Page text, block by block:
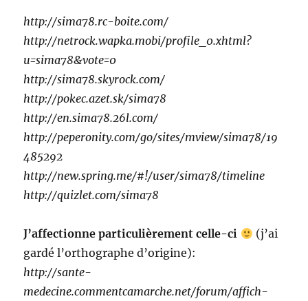
http://sima78.rc-boite.com/
http://netrock.wapka.mobi/profile_0.xhtml?
u=sima78&vote=0
http://sima78.skyrock.com/
http://pokec.azet.sk/sima78
http://en.sima78.26l.com/
http://peperonity.com/go/sites/mview/sima78/19
485292
http://new.spring.me/#!/user/sima78/timeline
http://quizlet.com/sima78
J’affectionne particulièrement celle-ci
(j’ai
gardé l’orthographe d’origine):
http://sante-
medecine.commentcamarche.net/forum/affich-